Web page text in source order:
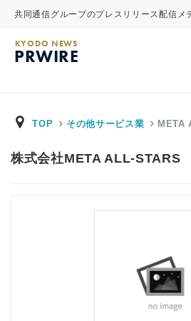
共同通信グループのプレスリリース配信メ
KYODO NEWS
PRWIRE
TOP その他サービス業 META
株式会社META ALL-STARS